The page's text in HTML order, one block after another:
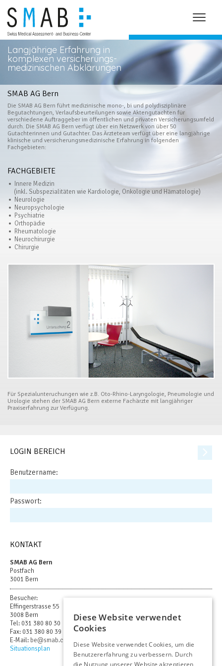
Toggle
Langjährige Erfahrung in
komplexen versicherungs-
medizinischen Abklärungen
SMAB AG Bern
Die SMAB AG Bern führt medizinische mono-, bi und polydisziplinäre
Begutachtungen, Verlaufsbeurteilungen sowie Aktengutachten für
verschiedene Auftraggeber im öffentlichen und privaten Versicherungsumfeld
durch. Die SMAB AG Bern verfügt über ein Netzwerk von über 50
Gutachterinnen und Gutachter. Das Ärzteteam verfügt über eine langjährige
klinische und versicherungsmedizinische Erfahrung in folgenden
Fachgebieten:
FACHGEBIETE
Innere Medizin
(inkl. Subspezialitäten wie Kardiologie, Onkologie und Hämatologie)
Neurologie
Neuropsychologie
Psychiatrie
Orthopädie
Rheumatologie
Neurochirurgie
Chirurgie
Für Spezialunteruchungen wie z.B. Oto-Rhino-Laryngologie, Pneumologie und
Urologie stehen der SMAB AG Bern externe Fachärzte mit langjähriger
Praxiserfahrung zur Verfügung.
LOGIN BEREICH
Benutzername:
Passwort:
KONTAKT
SMAB AG Bern
Postfach
3001 Bern
Besucher:
Effingerstrasse 55
3008 Bern
Tel: 031 380 80 30
Fax: 031 380 80 39
E-Mail: be@smab.ch
Situationsplan
Diese Website verwendet
Cookies
Diese Website verwendet Cookies, um die
Benutzererfahrung zu verbessern. Durch
die Nutzung unserer Website akzeptieren